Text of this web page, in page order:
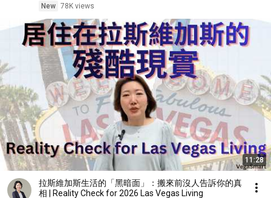
New 78K views
11:28
拉斯維加斯生活的「黑暗面」：搬來前沒人告訴你的真
相 | Reality Check for 2026 Las Vegas Living